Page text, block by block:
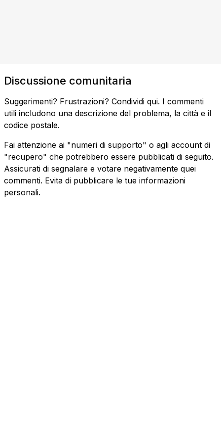
Discussione comunitaria
Suggerimenti? Frustrazioni? Condividi qui. I commenti
utili includono una descrizione del problema, la città e il
codice postale.
Fai attenzione ai "numeri di supporto" o agli account di
"recupero" che potrebbero essere pubblicati di seguito.
Assicurati di segnalare e votare negativamente quei
commenti. Evita di pubblicare le tue informazioni
personali.